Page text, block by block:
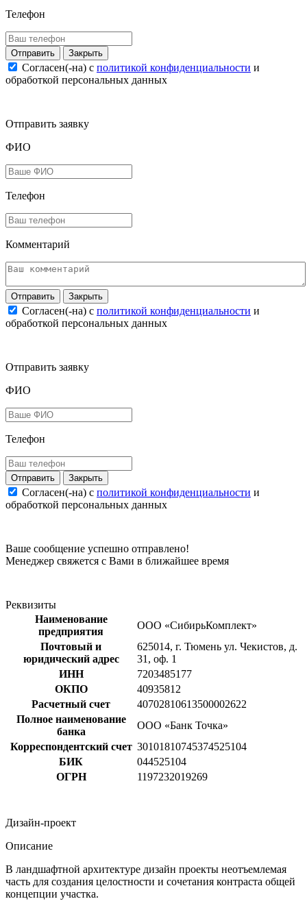
Телефон
Закрыть
Согласен(-на) c политикой конфиденциальности и
обработкой персональных данных
Отправить заявку
ФИО
Телефон
Комментарий
Закрыть
Согласен(-на) c политикой конфиденциальности и
обработкой персональных данных
Отправить заявку
ФИО
Телефон
Закрыть
Согласен(-на) c политикой конфиденциальности и
обработкой персональных данных
Ваше сообщение успешно отправлено!
Менеджер свяжется с Вами в ближайшее время
Реквизиты
Наименование
предприятия
ООО «СибирьКомплект»
Почтовый и
юридический адрес
625014, г. Тюмень ул. Чекистов, д.
31, оф. 1
ИНН
7203485177
ОКПО
40935812
Расчетный счет
40702810613500002622
Полное наименование
банка
ООО «Банк Точка»
Корреспондентский счет 30101810745374525104
БИК
044525104
ОГРН
1197232019269
Дизайн-проект
Описание
В ландшафтной архитектуре дизайн проекты неотъемлемая
часть для создания целостности и сочетания контраста общей
концепции участка.